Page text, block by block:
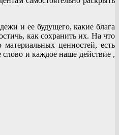
и ее будущего, какие блага
как сохранить их. На что
ценностей, есть
слово и каждое наше действие ,